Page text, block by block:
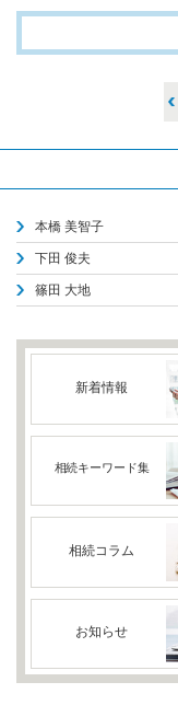
本橋 美智子
下田 俊夫
篠田 大地
新着情報
相続キーワード集
相続コラム
お知らせ